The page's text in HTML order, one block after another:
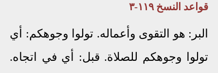
قواعد النسخ ١١٩-٣
البر: هو التقوى وأعماله. تولوا وجوهكم: أي
تولوا وجوهكم للصلاة. قبل: أي في اتجاه.